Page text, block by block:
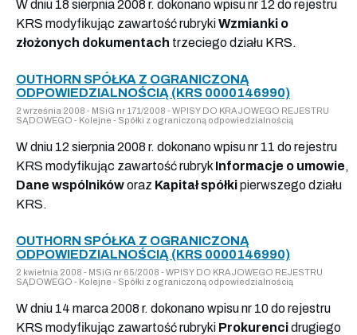
W dniu 18 sierpnia 2008 r. dokonano wpisu nr 12 do rejestru
KRS modyfikując zawartość rubrykiWzmianki o
złożonych dokumentach trzeciego działu KRS.
OUTHORN SPÓŁKA Z OGRANICZONĄ
ODPOWIEDZIALNOŚCIĄ (KRS 0000146990)
2 września 2008 - MSiG nr 171/2008 - WPISY DO KRAJOWEGO REJESTRU
SĄDOWEGO - Kolejne - Spółki z ograniczoną odpowiedzialnością
W dniu 12 sierpnia 2008 r. dokonano wpisu nr 11 do rejestru
KRS modyfikując zawartość rubryk Informacje o umowie,
Dane wspólnikóworaz Kapitał spółkipierwszego działu
KRS.
OUTHORN SPÓŁKA Z OGRANICZONĄ
ODPOWIEDZIALNOŚCIĄ (KRS 0000146990)
2 kwietnia 2008 - MSiG nr 65/2008 - WPISY DO KRAJOWEGO REJESTRU
SĄDOWEGO - Kolejne - Spółki z ograniczoną odpowiedzialnością
W dniu 14 marca 2008 r. dokonano wpisu nr 10 do rejestru
KRS modyfikując zawartość rubryki Prokurencidrugiego